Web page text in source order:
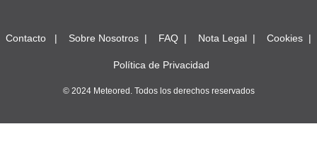
Contacto Sobre Nosotros FAQ Nota Legal Cookies
Política de Privacidad
© 2024 Meteored. Todos los derechos reservados